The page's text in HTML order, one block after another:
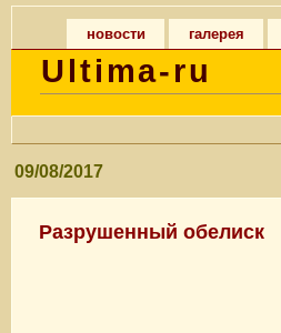
новости галерея
Ultima-ru
09/08/2017
Разрушенный обелиск